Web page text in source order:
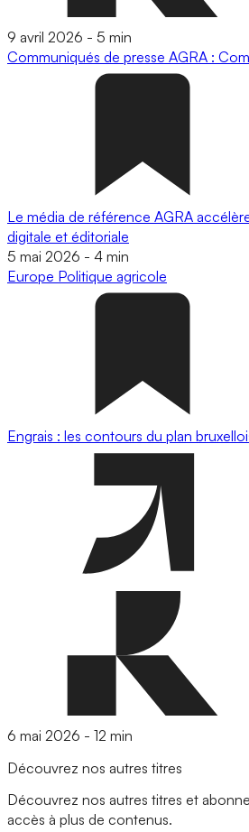
9 avril 2026 - 5 min
Communiqués de presse AGRA :
Le média de référence AGRA
digitale et éditoriale
5 mai 2026 - 4 min
Europe Politique agricole
Engrais : les contours du plan
6 mai 2026 - 12 min
Découvrez nos autres titres
Découvrez nos autres titres et
accès à plus de contenus.